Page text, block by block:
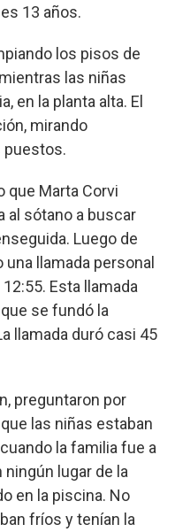
13 años.
los pisos de
las niñas
en la planta alta. El
mirando
puestos.
que Marta Corvi
al sótano a buscar
Luego de
llamada personal
Esta llamada
se fundó la
llamada duró casi 45
preguntaron por
las niñas estaban
la familia fue a
ningún lugar de la
en la piscina. No
fríos y tenían la